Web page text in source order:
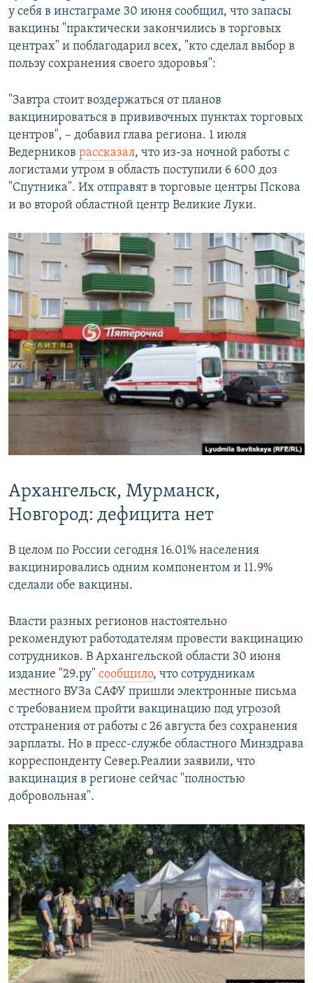
у себя в инстаграме 30 июня сообщил, что запасы
вакцины "практически закончились в торговых
центрах" и поблагодарил всех, "кто сделал выбор в
пользу сохранения своего здоровья":
"Завтра стоит воздержаться от планов
вакцинироваться в прививочных пунктах торговых
центров", – добавил глава региона. 1 июля
Ведерников рассказал, что из-за ночной работы с
логистами утром в область поступили 6 600 доз
"Спутника". Их отправят в торговые центры Пскова
и во второй областной центр Великие Луки.
Архангельск, Мурманск,
Новгород: дефицита нет
В целом по России сегодня 16.01% населения
вакцинировались одним компонентом и 11.9%
сделали обе вакцины.
Власти разных регионов настоятельно
рекомендуют работодателям провести вакцинацию
сотрудников. В Архангельской области 30 июня
издание "29.ру" сообщило, что сотрудникам
местного ВУЗа САФУ пришли электронные письма
с требованием пройти вакцинацию под угрозой
отстранения от работы с 26 августа без сохранения
зарплаты. Но в пресс-службе областного Минздрава
корреспонденту Север.Реалии заявили, что
вакцинация в регионе сейчас "полностью
добровольная".